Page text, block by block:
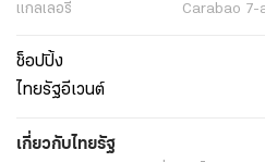
แกลเลอรี่
Carabao 7-
ช็อปปิ้ง
ไทยรัฐอีเวนต์
เกี่ยวกับไทยรัฐ